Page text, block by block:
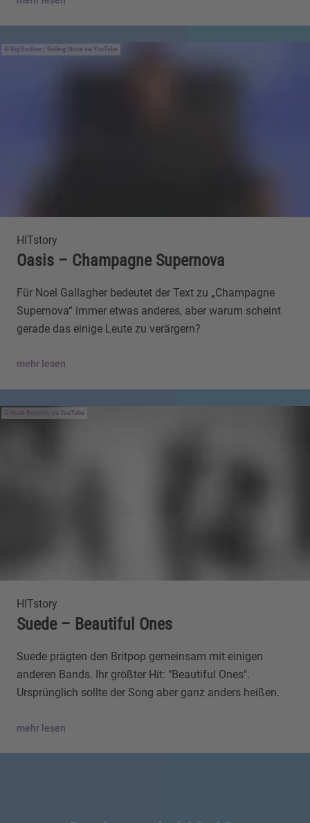
Big Brother / Rolling Stone via YouTube
HITstory
Oasis – Champagne Supernova
Für Noel Gallagher bedeutet der Text zu „Champagne
Supernova“ immer etwas anderes, aber warum scheint
gerade das einige Leute zu verärgern?
mehr lesen
Nude Records via YouTube
HITstory
Suede – Beautiful Ones
Suede prägten den Britpop gemeinsam mit einigen
anderen Bands. Ihr größter Hit: "Beautiful Ones".
Ursprünglich sollte der Song aber ganz anders heißen.
mehr lesen